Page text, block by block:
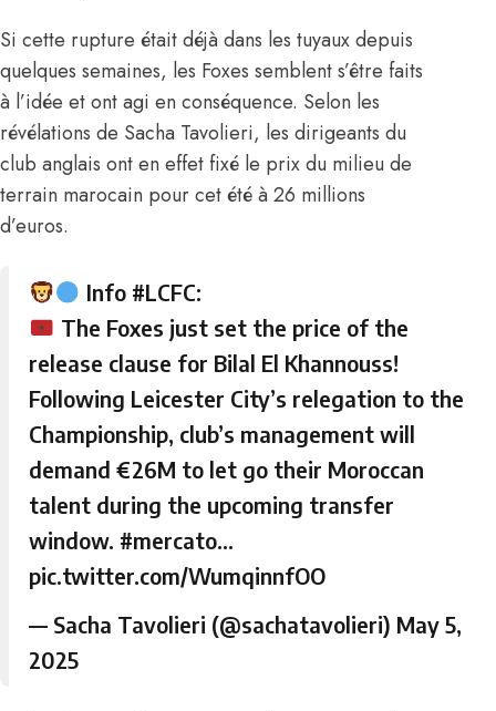
Si cette rupture était déjà dans les tuyauxdepuis
quelques semaines, les Foxes semblent s’être faits
à l’idée et ont agi en conséquence. Selon les
révélations de Sacha Tavolieri, les dirigeants du
club anglais ont en effet fixé le prix du milieu de
terrain marocain pour cet été à 26 millions
d’euros.
Info #LCFC:
The Foxes just set the price of the
release clause for Bilal El Khannouss!
Following Leicester City’s relegation to the
Championship, club’s management will
demand €26M to let go their Moroccan
talent during the upcoming transfer
window. #mercato…
pic.twitter.com/WumqinnfOO
— Sacha Tavolieri (@sachatavolieri) May 5,
2025